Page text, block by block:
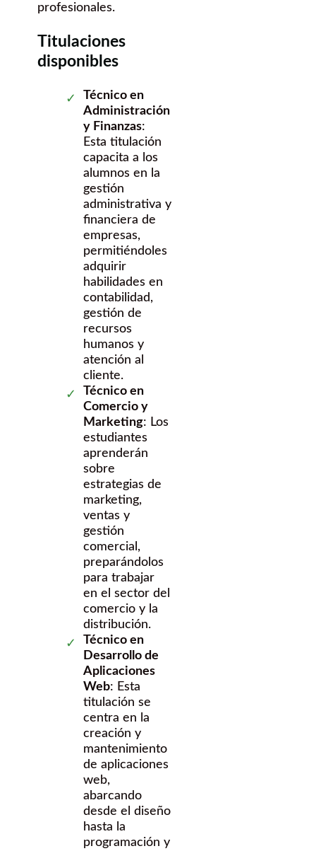
profesionales.
Titulaciones
disponibles
Técnico en
Administración
y Finanzas:
Esta titulación
capacita a los
alumnos en la
gestión
administrativa y
financiera de
empresas,
permitiéndoles
adquirir
habilidades en
contabilidad,
gestión de
recursos
humanos y
atención al
cliente.
Técnico en
Comercio y
Marketing: Los
estudiantes
aprenderán
sobre
estrategias de
marketing,
ventas y
gestión
comercial,
preparándolos
para trabajar
en el sector del
comercio y la
distribución.
Técnico en
Desarrollo de
Aplicaciones
Web: Esta
titulación se
centra en la
creación y
mantenimiento
de aplicaciones
web,
abarcando
desde el diseño
hasta la
programación y